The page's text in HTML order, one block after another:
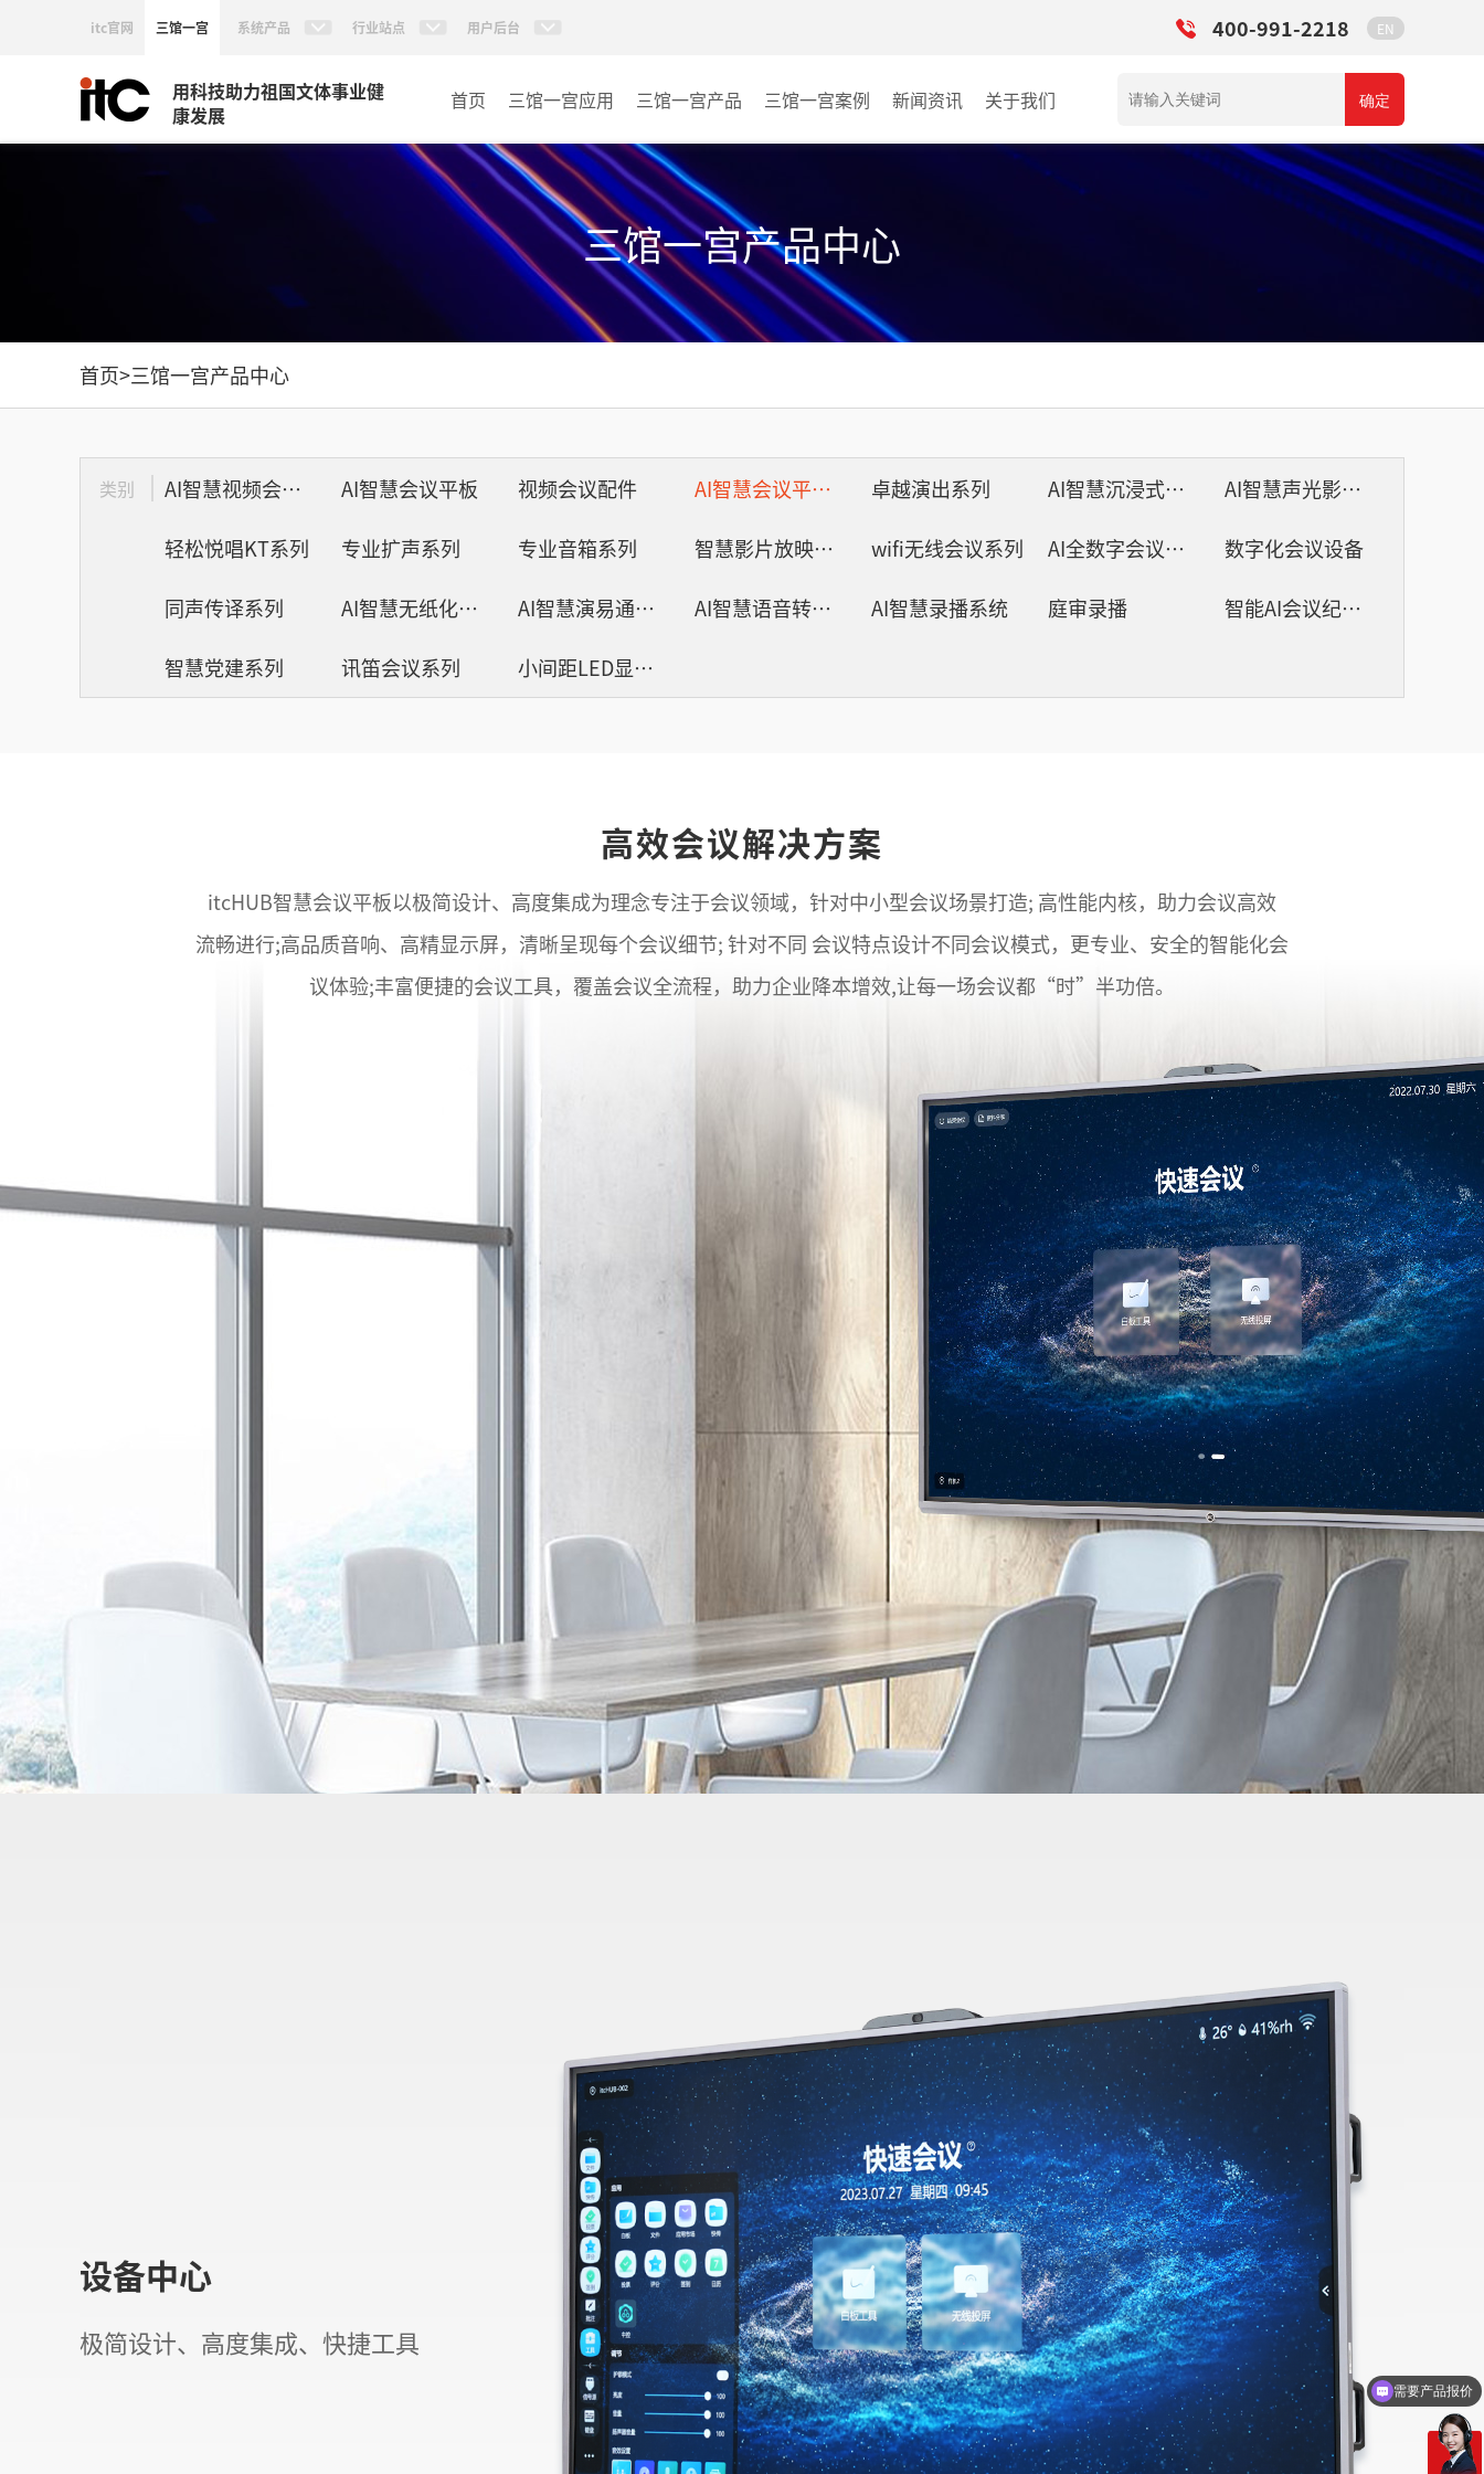
itc官网 三馆一宫 系统产品 行业站点 用户后台 400-991-2218 EN
用科技助力祖国文体事业健
康发展
首页 三馆一宫应用 三馆一宫产品
AI智慧视频会议系统
AI智慧会议平板
视频会议配件
AI智慧会议平板itchub
AI智慧声光影系统
轻松悦唱KT系列
专业扩声系列
智慧影片放映系统
数字化会议设备
同声传译系列
AI智慧无纸化会议系统
智慧党建系列
讯笛会议系列
小间距LED显示屏
三馆一宫案例
博物馆
图书馆
青少年宫
新闻资讯 关于我们 确定
三馆一宫产品中心
首页>三馆一宫产品中心
类别 AI智慧视频会议系统 AI智慧会议平板 视频会议配件 AI智慧会议平板itchub 卓越演出系列 AI智慧沉浸式扩声系统 AI智慧声光影系统
轻松悦唱KT系列 专业扩声系列 专业音箱系列 智慧影片放映系统 wifi无线会议系列 AI全数字会议系统 数字化会议设备
同声传译系列 AI智慧无纸化会议系统 AI智慧演易通软件 AI智慧语音转写系统 AI智慧录播系统 庭审录播 智能AI会议纪要系列
智慧党建系列 讯笛会议系列 小间距LED显示屏
高效会议解决方案
itcHUB智慧会议平板以极简设计、高度集成为理念专注于会议领域，针对中小型会议场景打造; 高性能内核，助力会议高效
流畅进行;高品质音响、高精显示屏，清晰呈现每个会议细节; 针对不同 会议特点设计不同会议模式，更专业、安全的智能化会
议体验;丰富便捷的会议工具，覆盖会议全流程，助力企业降本增效,让每一场会议都“时”半功倍。
设备中心
极简设计、高度集成、快捷工具
会议中心
全流程管控、功能全面、高效会议
控制中心
智能管控、环境监测、自动调节
设备中心
极简设计、高度集成、快捷工具
会议中心
全流程管控、功能全面、高效会议
可以定制方案吗？